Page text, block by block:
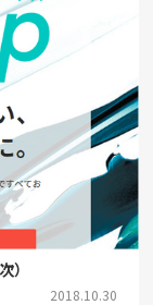
）
2018.10.30